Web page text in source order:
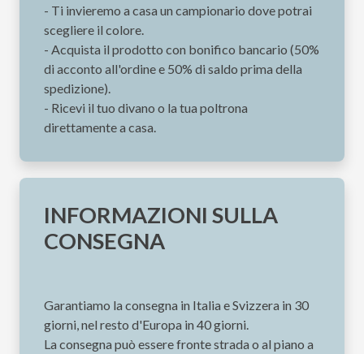
- Ti invieremo a casa un campionario dove potrai
scegliere il colore.
- Acquista il prodotto con bonifico bancario (50%
di acconto all'ordine e 50% di saldo prima della
spedizione).
- Ricevi il tuo divano o la tua poltrona
direttamente a casa.
INFORMAZIONI SULLA
CONSEGNA
Garantiamo la consegna in Italia e Svizzera in 30
giorni, nel resto d'Europa in 40 giorni.
La consegna può essere fronte strada o al piano a